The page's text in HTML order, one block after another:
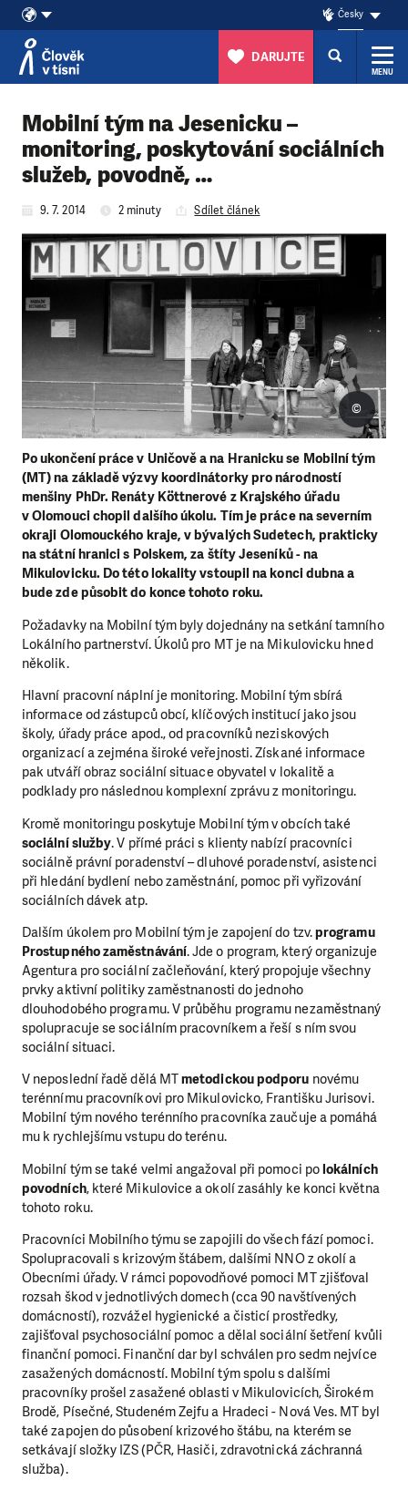
Česky
DARUJTE
MENU
Mobilní tým na Jesenicku –
monitoring, poskytování sociálních
služeb, povodně, …
9. 7. 2014 2 minuty Sdílet článek
Po ukončení práce v Uničově a na Hranicku se Mobilní tým
(MT) na základě výzvy koordinátorky pro národností
menšiny PhDr. Renáty Köttnerové z Krajského úřadu
v Olomouci chopil dalšího úkolu. Tím je práce na severním
okraji Olomouckého kraje, v bývalých Sudetech, prakticky
na státní hranici s Polskem, za štíty Jeseníků -na
Mikulovicku. Do této lokality vstoupil na konci dubna a
bude zde působit do konce tohoto roku.
©
Požadavky na Mobilní tým byly dojednány na setkání tamního
Lokálního partnerství. Úkolů pro MT je na Mikulovicku hned
několik.
Hlavní pracovní náplní je monitoring. Mobilní tým sbírá
informace od zástupců obcí, klíčových institucí jako jsou
školy, úřady práce apod., od pracovníků neziskových
organizací a zejména široké veřejnosti. Získané informace
pak utváří obraz sociální situace obyvatel v lokalitě a
podklady pro následnou komplexní zprávu z monitoringu.
Kromě monitoringu poskytuje Mobilní tým v obcích také
sociální služby. V přímé práci s klienty nabízí pracovníci
sociálně právní poradenství – dluhové poradenství, asistenci
při hledání bydlení nebo zaměstnání, pomoc při vyřizování
sociálních dávek atp.
Dalším úkolem pro Mobilní tým je zapojení do tzv.programu
Prostupného zaměstnávání. Jde o program, který organizuje
Agentura pro sociální začleňování, který propojuje všechny
prvky aktivní politiky zaměstnanosti do jednoho
dlouhodobého programu. V průběhu programu nezaměstnaný
spolupracuje se sociálním pracovníkem a řeší s ním svou
sociální situaci.
V neposlední řadě dělá MTmetodickou podporu novému
terénnímu pracovníkovi pro Mikulovicko, Františku Jurisovi.
Mobilní tým nového terénního pracovníka zaučuje a pomáhá
mu k rychlejšímu vstupu do terénu.
Mobilní tým se také velmi angažoval při pomoci polokálních
povodních, které Mikulovice a okolí zasáhly ke konci května
tohoto roku.
Pracovníci Mobilního týmu se zapojili do všech fází pomoci.
Spolupracovali s krizovým štábem, dalšími NNO z okolí a
Obecními úřady. V rámci popovodňové pomoci MT zjišťoval
rozsah škod v jednotlivých domech (cca 90 navštívených
domácností), rozvážel hygienické a čisticí prostředky,
zajišťoval psychosociální pomoc a dělal sociální šetření kvůli
finanční pomoci. Finanční dar byl schválen pro sedm nejvíce
zasažených domácností. Mobilní tým spolu s dalšími
pracovníky prošel zasažené oblasti v Mikulovicích, Širokém
Brodě, Písečné, Studeném Zejfu a Hradeci - Nová Ves. MT byl
také zapojen do působení krizového štábu, na kterém se
setkávají složky IZS (PČR, Hasiči, zdravotnická záchranná
služba).
LÍBÍ SE VÁM, CO DĚLÁME?
PODPOŘTE NÁS!
Abychom mohli pomáhat smysluplně, neobejdeme se